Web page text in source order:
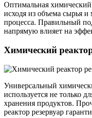
Оптимальная химический
исходя из объема сырья и
процесса. Правильный
напрямую влияет на
Химический
Универсальный
используется не только
хранения продуктов.
реактор резервуар